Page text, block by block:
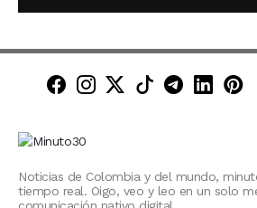
Minuto30 en Facebook
Minuto30 en
Minuto30 en X
Minuto30
Canal
Noticias de Colombia y del mundo,
tiempo real. Oigo, veo y leo en un solo
comunicación nativo digital.